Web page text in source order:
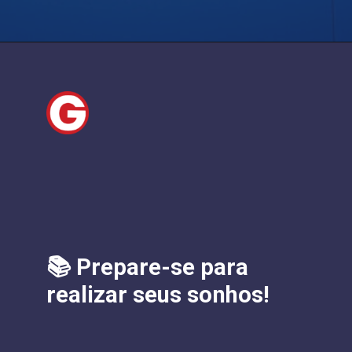
📚 Prepare-se para
realizar seus sonhos!